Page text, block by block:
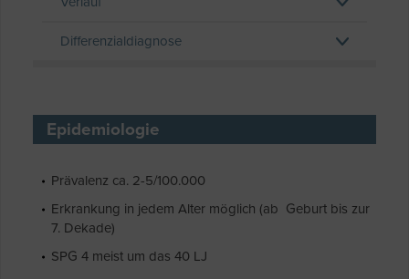
Differenzialdiagnose
Epidemiologie
Prävalenz ca. 2-5/100.000
Erkrankung in jedem Alter möglich (ab Geburt bis zur
7. Dekade)
SPG 4 meist um das 40 LJ